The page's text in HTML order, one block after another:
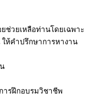
ช่วยเหลือท่านโดยเฉพาะ
ห้คำปรึกษาการหางาน
ารฝึกอบรมวิชาชีพ